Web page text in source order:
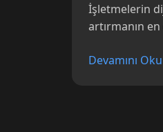
İşletmelerin
artırmanın
müşterilerin
Devamını Oku